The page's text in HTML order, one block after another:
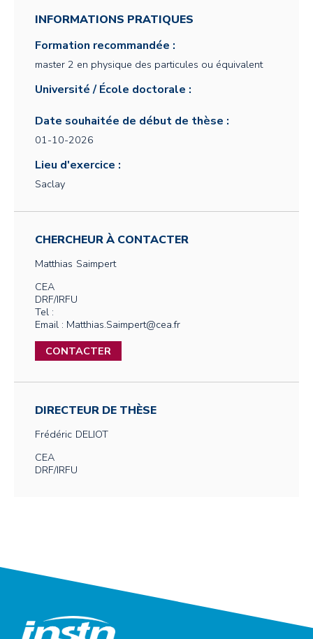
INFORMATIONS PRATIQUES
Formation recommandée :
master 2 en physique des particules ou équivalent
Université / École doctorale :
Date souhaitée de début de thèse :
01-10-2026
Lieu d'exercice :
Saclay
CHERCHEUR À CONTACTER
Matthias Saimpert
CEA
DRF/IRFU
Tel :
Email : Matthias.Saimpert@cea.fr
CONTACTER
DIRECTEUR DE THÈSE
Frédéric DELIOT
CEA
DRF/IRFU